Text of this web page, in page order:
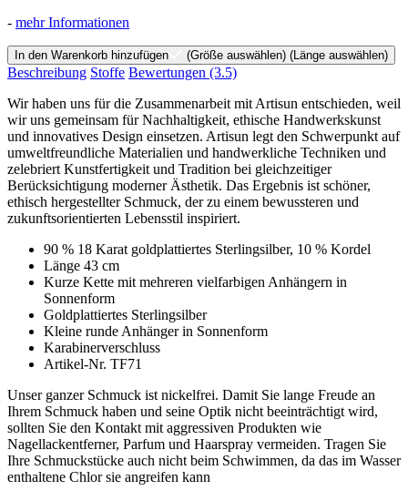
- mehr Informationen
In den Warenkorb hinzufügen (Größe auswählen) (Länge auswählen)
Beschreibung Stoffe Bewertungen (3.5)
Wir haben uns für die Zusammenarbeit mit Artisun entschieden, weil
wir uns gemeinsam für Nachhaltigkeit, ethische Handwerkskunst
und innovatives Design einsetzen. Artisun legt den Schwerpunkt auf
umweltfreundliche Materialien und handwerkliche Techniken und
zelebriert Kunstfertigkeit und Tradition bei gleichzeitiger
Berücksichtigung moderner Ästhetik. Das Ergebnis ist schöner,
ethisch hergestellter Schmuck, der zu einem bewussteren und
zukunftsorientierten Lebensstil inspiriert.
90 % 18 Karat goldplattiertes Sterlingsilber, 10 % Kordel
Länge 43 cm
Kurze Kette mit mehreren vielfarbigen Anhängern in
Sonnenform
Goldplattiertes Sterlingsilber
Kleine runde Anhänger in Sonnenform
Karabinerverschluss
Artikel-Nr. TF71
Unser ganzer Schmuck ist nickelfrei. Damit Sie lange Freude an
Ihrem Schmuck haben und seine Optik nicht beeinträchtigt wird,
sollten Sie den Kontakt mit aggressiven Produkten wie
Nagellackentferner, Parfum und Haarspray vermeiden. Tragen Sie
Ihre Schmuckstücke auch nicht beim Schwimmen, da das im Wasser
enthaltene Chlor sie angreifen kann